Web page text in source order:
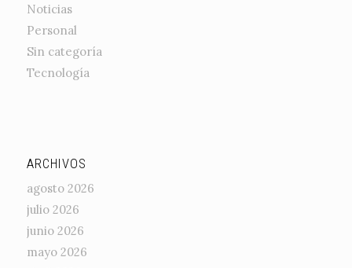
Noticias
Personal
Sin categoría
Tecnología
ARCHIVOS
agosto 2026
julio 2026
junio 2026
mayo 2026